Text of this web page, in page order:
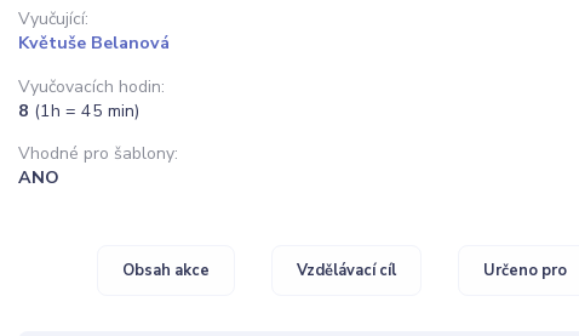
Vyučující:
Květuše Belanová
Vyučovacích hodin:
8 (1h = 45 min)
Vhodné pro šablony:
ANO
Obsah akce Vzdělávací cíl Určeno pro